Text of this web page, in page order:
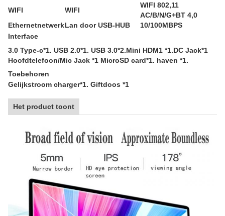
WIFI
WIFI
WIFI 802,11
AC/B/N/G+BT 4,0
EthernetnetwerkLan door USB-HUB
10/100MBPS
Interface
3.0 Type-c*1. USB 2.0*1. USB 3.0*2.Mini HDM1 *1.DC Jack*1
Hoofdtelefoon/Mic Jack *1 MicroSD card*1. haven *1.
Toebehoren
Gelijkstroom charger*1. Giftdoos *1
Het product toont